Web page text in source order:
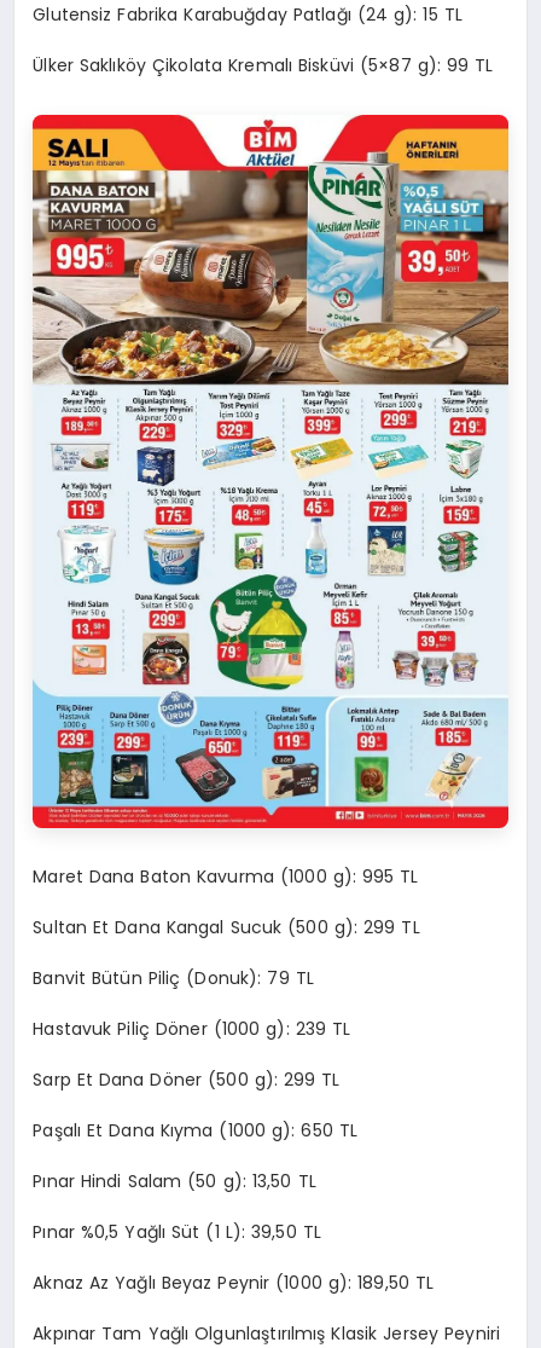
Glutensiz Fabrika Karabuğday Patlağı (24 g): 15 TL
Ülker Saklıköy Çikolata Kremalı Bisküvi (5×87 g): 99 TL
Maret Dana Baton Kavurma (1000 g): 995 TL
Sultan Et Dana Kangal Sucuk (500 g): 299 TL
Banvit Bütün Piliç (Donuk): 79 TL
Hastavuk Piliç Döner (1000 g): 239 TL
Sarp Et Dana Döner (500 g): 299 TL
Paşalı Et Dana Kıyma (1000 g): 650 TL
Pınar Hindi Salam (50 g): 13,50 TL
Pınar %0,5 Yağlı Süt (1 L): 39,50 TL
Aknaz Az Yağlı Beyaz Peynir (1000 g): 189,50 TL
Akpınar Tam Yağlı Olgunlaştırılmış Klasik Jersey Peyniri